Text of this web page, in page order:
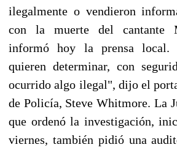
ilegalmente o vendieron
con la muerte del cantante
informó hoy la prensa local.
quieren determinar, con
ocurrido algo ilegal", dijo el
de Policía, Steve Whitmore. La
que ordenó la investigación,
viernes, también pidió una